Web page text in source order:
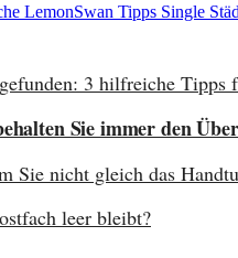
LemonSwan Tipps Single
3 hilfreiche Tipps
Sie immer den
Sie nicht gleich das
leer bleibt?